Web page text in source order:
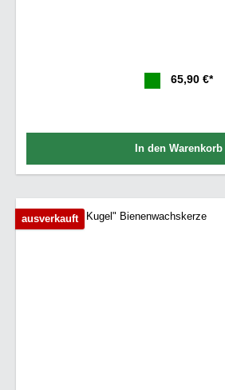
65,90 €*
In den Warenkorb
ausverkauft